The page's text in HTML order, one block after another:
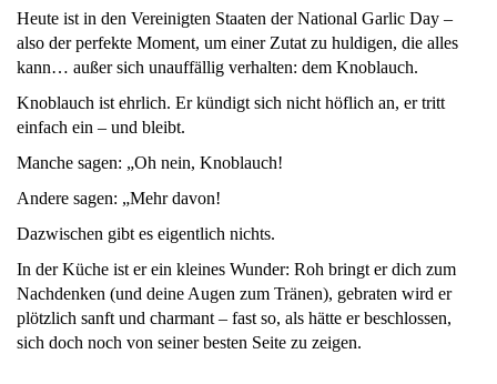
Heute ist in den Vereinigten Staaten der National Garlic Day –
also der perfekte Moment, um einer Zutat zu huldigen, die alles
kann… außer sich unauffällig verhalten: dem Knoblauch.
Knoblauch ist ehrlich. Er kündigt sich nicht höflich an, er tritt
einfach ein – und bleibt.
Manche sagen: „Oh nein, Knoblauch!
Andere sagen: „Mehr davon!
Dazwischen gibt es eigentlich nichts.
In der Küche ist er ein kleines Wunder: Roh bringt er dich zum
Nachdenken (und deine Augen zum Tränen), gebraten wird er
plötzlich sanft und charmant – fast so, als hätte er beschlossen,
sich doch noch von seiner besten Seite zu zeigen.